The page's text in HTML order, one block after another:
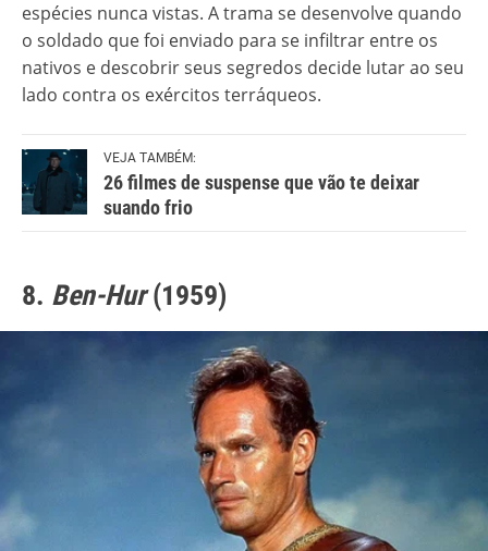
espécies nunca vistas. A trama se desenvolve quando
o soldado que foi enviado para se infiltrar entre os
nativos e descobrir seus segredos decide lutar ao seu
lado contra os exércitos terráqueos.
VEJA TAMBÉM:
26 filmes de suspense que vão te deixar
suando frio
8. Ben-Hur(1959)